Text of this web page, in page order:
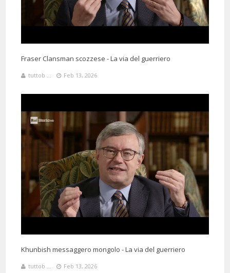
Fraser Clansman scozzese - La via del guerriero
tuttob ... Feb 13, 2026
Khunbish messaggero mongolo - La via del guerriero
tuttob ... Feb 13, 2026